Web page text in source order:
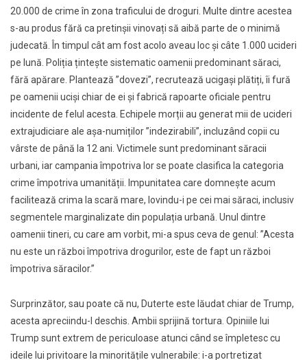
20.000 de crime în zona traficului de droguri. Multe dintre acestea
s-au produs fără ca pretinșii vinovați să aibă parte de o minimă
judecată. În timpul cât am fost acolo aveau loc și câte 1.000 ucideri
pe lună. Poliția țintește sistematic oamenii predominant săraci,
fără apărare. Plantează ”dovezi”, recrutează ucigași plătiți, îi fură
pe oamenii uciși chiar de ei şi fabrică rapoarte oficiale pentru
incidente de felul acesta. Echipele morții au generat mii de ucideri
extrajudiciare ale așa-numiților ”indezirabili”, incluzând copii cu
vârste de până la 12 ani. Victimele sunt predominant săracii
urbani, iar campania împotriva lor se poate clasifica la categoria
crime împotriva umanității. Impunitatea care domnește acum
facilitează crima la scară mare, lovindu-i pe cei mai săraci, inclusiv
segmentele marginalizate din populația urbană. Unul dintre
oamenii tineri, cu care am vorbit, mi-a spus ceva de genul: ”Acesta
nu este un război împotriva drogurilor, este de fapt un război
împotriva săracilor.”
Surprinzător, sau poate că nu, Duterte este lăudat chiar de Trump,
acesta apreciindu-l deschis. Ambii sprijină tortura. Opiniile lui
Trump sunt extrem de periculoase atunci când se împletesc cu
ideile lui privitoare la minoritățile vulnerabile: i-a portretizat